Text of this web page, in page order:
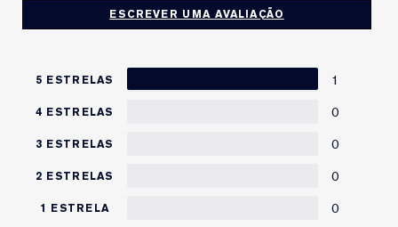
ESCREVER UMA AVALIAÇÃO
5 ESTRELAS 1
4 ESTRELAS 0
3 ESTRELAS 0
2 ESTRELAS 0
1 ESTRELA 0